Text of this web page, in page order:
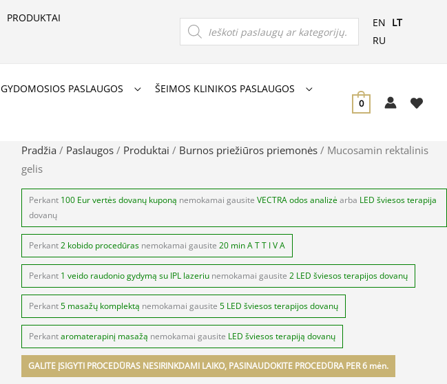
PRODUKTAI Products
search
EN LT
RU
GYDOMOSIOS PASLAUGOS ŠEIMOS KLINIKOS PASLAUGOS
0
Pradžia / Paslaugos/ Produktai / Burnos priežiūros priemonės/ Mucosamin rektalinis
gelis
Perkant 100 Eur vertės dovanų kuponą nemokamai gausite VECTRA odos analizė arba LED šviesos terapija
dovanų
Perkant2 kobido procedūrasnemokamai gausite 20 min A T T I V A
Perkant 1 veido raudonio gydymą su IPL lazeriunemokamai gausite 2 LED šviesos terapijos dovanų
Perkant5 masažų komplektą nemokamai gausite 5 LED šviesos terapijos dovanų
Perkantaromaterapinį masažą nemokamai gausite LED šviesos terapiją dovanų
GALITE ĮSIGYTI PROCEDŪRAS NESIRINKDAMI LAIKO, PASINAUDOKITE PROCEDŪRA PER 6 mėn.
produkto
kiekis:
Mucosamin
rektalinis
gelis